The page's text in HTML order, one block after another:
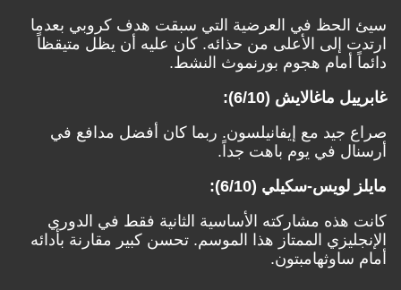
سيئ الحظ في العرضية التي سبقت هدف كروبي بعدما
ارتدت إلى الأعلى من حذائه. كان عليه أن يظل متيقظاً
دائماً أمام هجوم بورنموث النشط.
غابرييل ماغالايش (6/10):
صراع جيد مع إيفانيلسون. ربما كان أفضل مدافع في
أرسنال في يوم باهت جداً.
مايلز لويس-سكيلي (6/10):
كانت هذه مشاركته الأساسية الثانية فقط في الدوري
الإنجليزي الممتاز هذا الموسم. تحسن كبير مقارنة بأدائه
أمام ساوثهامبتون.